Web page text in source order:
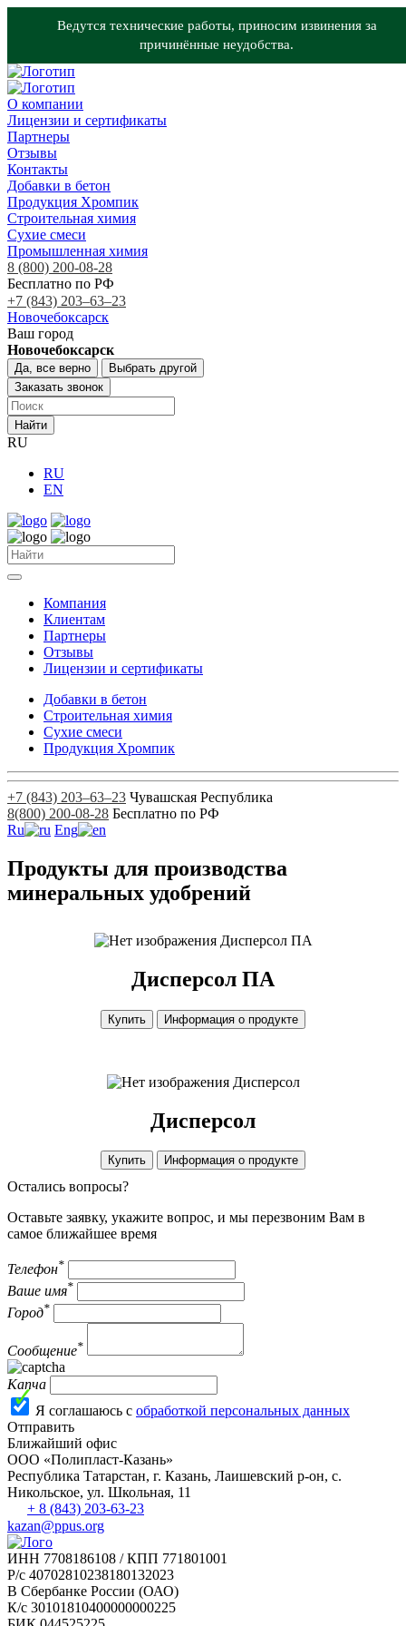
Ведутся технические работы, приносим извинения за
причинённые неудобства.
О компании
Лицензии и сертификаты
Партнеры
Отзывы
Контакты
Добавки в бетон
Продукция Хромпик
Строительная химия
Сухие смеси
Промышленная химия
8 (800) 200-08-28
Бесплатно по РФ
+7 (843) 203‒63‒23
Новочебоксарск
Ваш город
Новочебоксарск
Да, все верно
Выбрать другой
Заказать звонок
Найти
RU
RU
EN
Компания
Клиентам
Партнеры
Отзывы
Лицензии и сертификаты
Добавки в бетон
Строительная химия
Сухие смеси
Продукция Хромпик
+7 (843) 203‒63‒23 Чувашская Республика
8(800) 200-08-28 Бесплатно по РФ
Ru
Eng
Продукты для производства
минеральных удобрений
Дисперсол ПА
Дисперсол ПА
Купить Информация о продукте
Дисперсол
Дисперсол
Купить Информация о продукте
Остались вопросы?
Оставьте заявку, укажите вопрос, и мы перезвоним Вам в
самое ближайшее время
Телефон*
Ваше имя*
Город*
Сообщение*
Капча
Я соглашаюсь с обработкой персональных данных
Отправить
Ближайший офис
ООО «Полипласт-Казань»
Республика Татарстан, г. Казань, Лаишевский р-он, с.
Никольское, ул. Школьная, 11
+ 8 (843) 203-63-23
kazan@ppus.org
ИНН 7708186108 / КПП 771801001
Р/с 40702810238180132023
В Сбербанке России (ОАО)
К/с 30101810400000000225